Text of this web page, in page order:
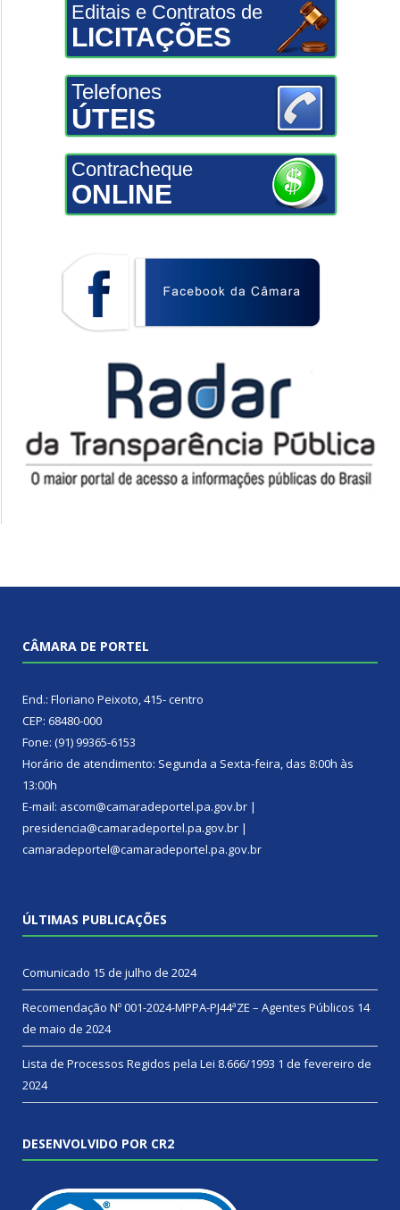
Editais e Contratos de
LICITAÇÕES
Telefones
ÚTEIS
Contracheque
ONLINE
CÂMARA DE PORTEL
End.: Floriano Peixoto, 415- centro
CEP: 68480-000
Fone: (91) 99365-6153
Horário de atendimento: Segunda a Sexta-feira, das 8:00h às
13:00h
E-mail: ascom@camaradeportel.pa.gov.br |
presidencia@camaradeportel.pa.gov.br |
camaradeportel@camaradeportel.pa.gov.br
ÚLTIMAS PUBLICAÇÕES
Comunicado 15 de julho de 2024
Recomendação Nº 001-2024-MPPA-PJ44ªZE – Agentes Públicos 14
de maio de 2024
Lista de Processos Regidos pela Lei 8.666/1993 1 de fevereiro de
2024
DESENVOLVIDO POR CR2